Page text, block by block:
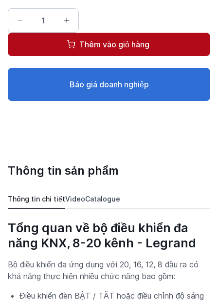
Thêm vào giỏ hàng
Báo giá doanh nghiệp
Thông tin sản phẩm
Thông tin chi tiếtVideoCatalogue
Tổng quan về bộ điều khiển đa
năng KNX, 8-20 kênh - Legrand
Bộ điều khiển đa ứng dụng với 20, 16, 12, 8 đầu ra có
khả năng thực hiện nhiều chức năng bao gồm:
Điều khiển đèn BẬT / TẮT hoặc điều chỉnh độ sáng